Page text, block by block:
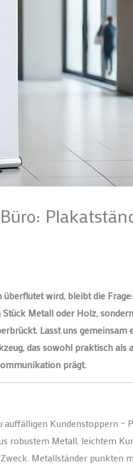
wird, bleibt die
Metall oder Holz,
Lasst uns
das sowohl praktisch als
prägt.
Kundenstoppern –
robustem Metall, leichtem
Metallständer punkten